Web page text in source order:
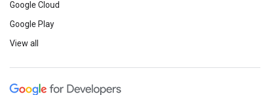
Google Cloud
Google Play
View all